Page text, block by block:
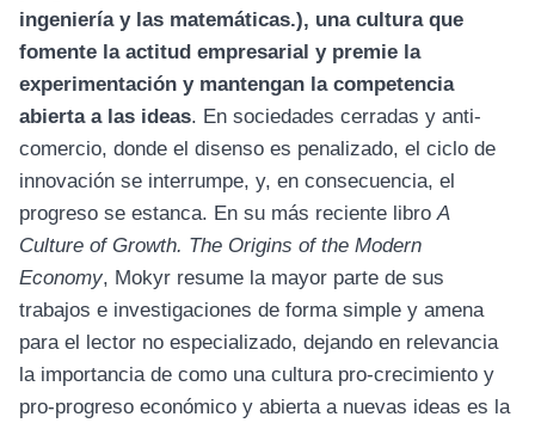
ingeniería y las matemáticas.), una cultura que
fomente la actitud empresarial y premie la
experimentación y mantengan la competencia
abierta a las ideas. En sociedades cerradas y anti-
comercio, donde el disenso es penalizado, el ciclo de
innovación se interrumpe, y, en consecuencia, el
progreso se estanca. En su más reciente libroA
Culture of Growth. The Origins of the Modern
Economy, Mokyr resume la mayor parte de sus
trabajos e investigaciones de forma simple y amena
para el lector no especializado, dejando en relevancia
la importancia de como una cultura pro-crecimiento y
pro-progreso económico y abierta a nuevas ideas es la